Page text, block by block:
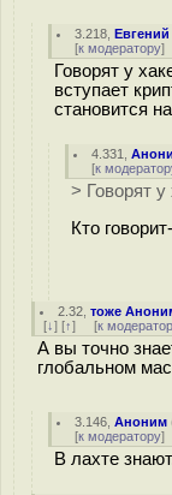
3.218 ,Евгений
[к модератору]
Говорят у
вступает
становится
4.331 ,
[к
> Говорят у
Кто
2.32 ,тоже
[↓] [↑] [к
А вы точно
глобальном
3.146 ,Аноним
[к модератору]
В лахте